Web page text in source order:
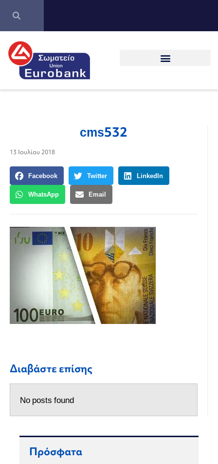
cms532
13 Ιουλίου 2018
Facebook Twitter LinkedIn
WhatsApp Email
Διαβάστε επίσης
No posts found
Πρόσφατα